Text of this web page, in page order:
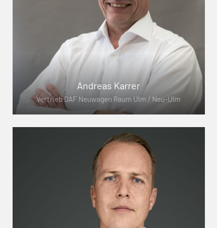
Andreas Karrer
Vertrieb DAF Neuwagen Raum Ulm / Neu-Ulm